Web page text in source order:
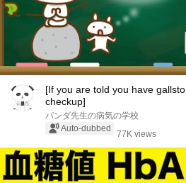
[If you are told you have
checkup]
パンダ先生の病気の学校
Auto-dubbed
77K views